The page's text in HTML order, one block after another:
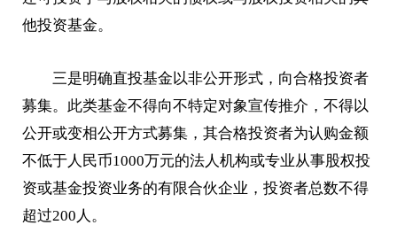
他投资基金。
三是明确直投基金以非公开形式，向合格投资者
募集。此类基金不得向不特定对象宣传推介，不得以
公开或变相公开方式募集，其合格投资者为认购金额
不低于 人民币1000万元的法人机构或专业从事股权投
资或基金投资业务的有限合伙企业，投资者总数不得
超过200人。